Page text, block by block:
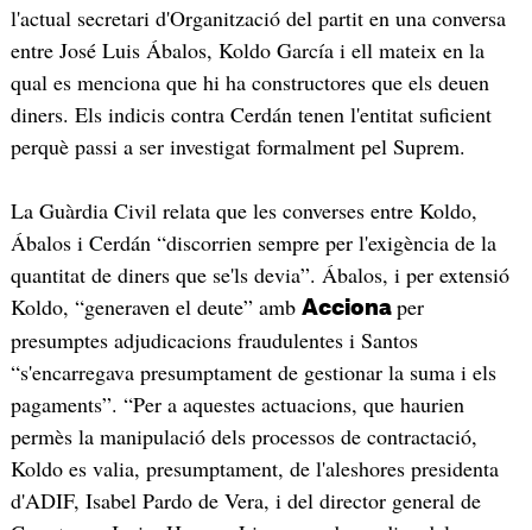
l'actual secretari d'Organització del partit en una conversa
entre José Luis Ábalos, Koldo García i ell mateix en la
qual es menciona que hi ha constructores que els deuen
diners. Els indicis contra Cerdán tenen l'entitat suficient
perquè passi a ser investigat formalment pel Suprem.
La Guàrdia Civil relata que les converses entre Koldo,
Ábalos i Cerdán “discorrien sempre per l'exigència de la
quantitat de diners que se'ls devia”. Ábalos, i per extensió
Koldo, “generaven el deute” amb Acciona per
presumptes adjudicacions fraudulentes i Santos
“s'encarregava presumptament de gestionar la suma i els
pagaments”. “Per a aquestes actuacions, que haurien
permès la manipulació dels processos de contractació,
Koldo es valia, presumptament, de l'aleshores presidenta
d'ADIF, Isabel Pardo de Vera, i del director general de